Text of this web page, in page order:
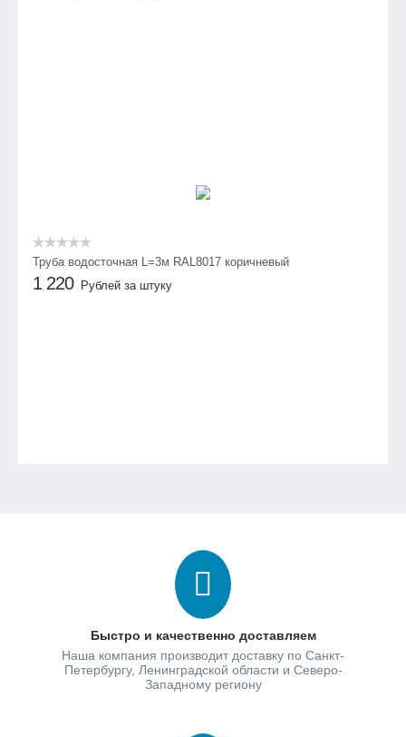
Труба водосточная L=3м RAL8017 коричневый
1 220 Рублей за штуку
Быстро и качественно доставляем
Наша компания производит доставку по Санкт-
Петербургу, Ленинградской области и Северо-
Западному региону